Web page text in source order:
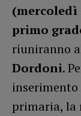
(mercoledì
primo
riuniranno
Dordoni.
primaria, la